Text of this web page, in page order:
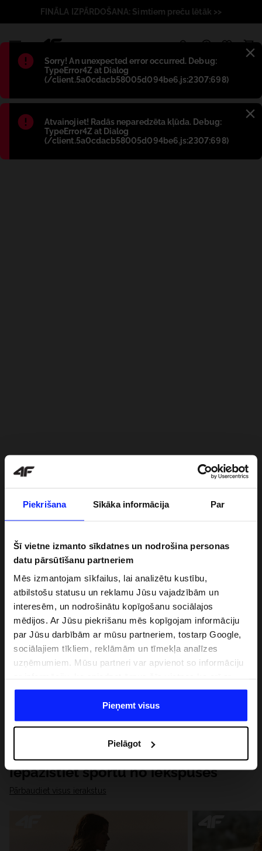
Piekrišana Sīkāka informācija Par
Šī vietne izmanto sīkdatnes un nodrošina personas
datu pārsūtīšanu partneriem
Mēs izmantojam sīkfailus, lai analizētu kustību,
atbilstošu statusu un reklamu Jūsu vajadzībām un
interesēm, un nodrošinātu kopīgošanu sociālajos
mēdijos. Ar Jūsu piekrišanu mēs kopīgojam informāciju
par Jūsu darbībām ar mūsu partneriem, tostarp Google,
sociālajiem tīkliem, reklāmām un tīmekļa analīzes
uzņēmumiem. Mūsu partneri var apvienot so informāciju
datiem, ko viņi iegūst, izmantojot viņu pakalpojumus. Ar
Jūsu atļauju, mēs varam pārsūtīt Jūsu personas datus
saviem partneriem, lai uzlabotu veidu, kadā tiek rādīta
saturu un uzlabotu mūsu partneru piedāvātos risinajumus
( piem. socialos tīklus). Detalizētu informāciju var atrast
mūsu Privātuma politikā un sadaļā "Detaļas".
Pieņemt visus
Pielāgot
Błąd:
Sorry! An unexpected error occurred. Debug:
TypeError4Z at Dialog
(/client.5a0cdacb58005d094be6.js:2307:698)
Błąd:
Atvainojiet! Radās neparedzēta kļūda. Debug:
TypeError4Z at Dialog
(/client.5a0cdacb58005d094be6.js:2307:698)
FINĀLA IZPĀRDOŠANA: Simtiem preču lētāk >>
Iepazīstiet sportu no iekšpuses
Pārbaudiet visus ierakstus